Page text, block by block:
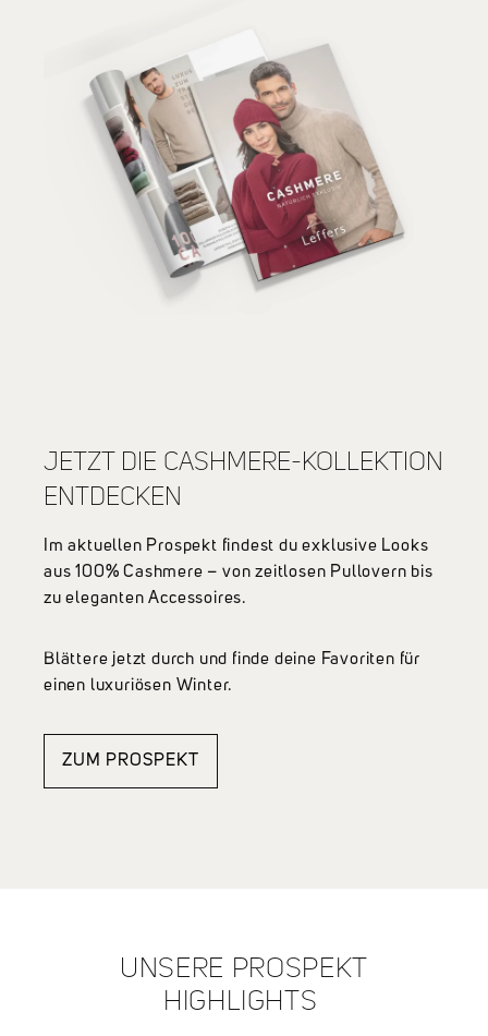
JETZT DIE CASHMERE-KOLLEKTION
ENTDECKEN
Im aktuellen Prospekt findest du exklusive Looks
aus 100% Cashmere – von zeitlosen Pullovern bis
zu eleganten Accessoires.
Blättere jetzt durch und finde deine Favoriten für
einen luxuriösen Winter.
ZUM PROSPEKT
UNSERE PROSPEKT
HIGHLIGHTS